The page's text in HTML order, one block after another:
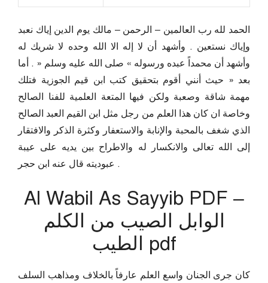
الحمد لله رب العالمين – الرحمن – مالك يوم الدين إياك نعبد
وإياك نستعين . وأشهد أن لا إله الا الله وحده لا شريك له
وأشهد أن محمداً عبده ورسوله » صلى الله عليه وسلم « . أما
بعد « حيث أنني أقوم بتحقيق كتب ابن قيم الجوزية فتلك
مهمة شاقة وصعبة ولكن فيها المتعة العلمية للفنا الصالح
وخاصة ان كان هذا العلم من رجل مثل ابن القيم العبد الصالح
الذي شغف بالمحبة والإنابة والاستعفار وكثرة الذكر والافتقار
إلى الله تعالى والانكسار له والاطراح بين يديه على عيبة
عبوديته قال عنه ابن حجر .
Al Wabil As Sayyib PDF –
الوابل الصيب من الكلم
الطيب pdf
كان جرى الجنان واسع العلم عارفاً بالخلاف ومذاهب السلف